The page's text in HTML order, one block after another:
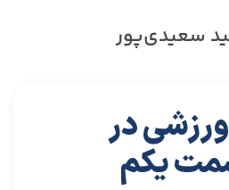
سعیدی‌پور
در
یکم